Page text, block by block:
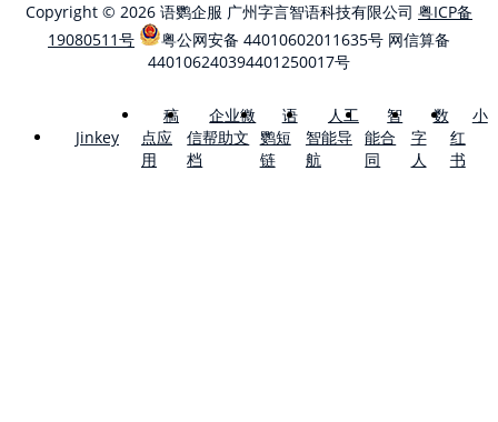
Copyright © 2026 语鹦企服 广州字言智语科技有限公司 粤ICP备
19080511号
粤公网安备 44010602011635号 网信算备
440106240394401250017号
Jinkey
稿
点应
用
企业微
信帮助文
档
语
鹦短
链
人工
智能导
航
智
能合
同
数
字
人
小
红
书